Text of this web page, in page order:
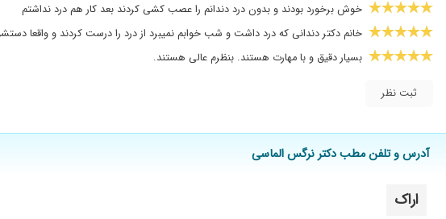
خوش برخورد بودند و بدون درد دندانم را عصب کشی کردند بعد کار هم درد نداشتم
خانم دکتر دندانی که درد داشت و شب خوابم نمیبرد از درد را درست کردند و واقعا
بسیار دقیق و با مهارت هستند. بنظرم عالی هستند.
ثبت نظر
آدرس و تلفن مطب دکتر نرگس الماسی
اراک